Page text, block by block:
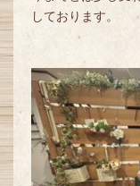
しております。